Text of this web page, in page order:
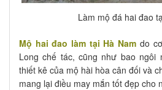
Làm mộ đá hai đao
Mộ hai đao làm tại Hà Nam do
Long chế tác, cũng như bao ngôi
thiết kê của mộ hài hòa cân đối và
mang lại điều may mắn tốt đẹp cho